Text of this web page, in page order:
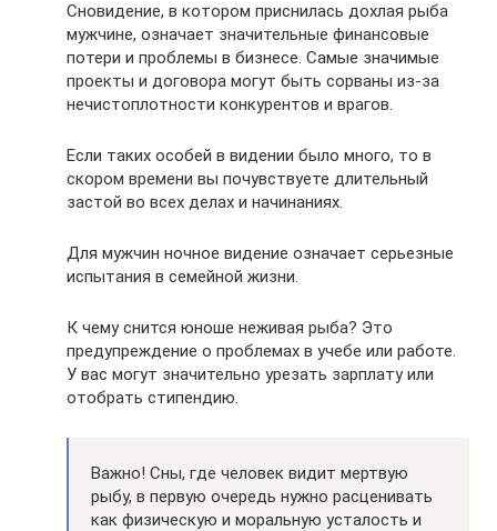
Сновидение, в котором приснилась дохлая рыба
мужчине, означает значительные финансовые
потери и проблемы в бизнесе. Самые значимые
проекты и договора могут быть сорваны из-за
нечистоплотности конкурентов и врагов.
Если таких особей в видении было много, то в
скором времени вы почувствуете длительный
застой во всех делах и начинаниях.
Для мужчин ночное видение означает серьезные
испытания в семейной жизни.
К чему снится юноше неживая рыба? Это
предупреждение о проблемах в учебе или работе.
У вас могут значительно урезать зарплату или
отобрать стипендию.
Важно! Сны, где человек видит мертвую
рыбу, в первую очередь нужно расценивать
как физическую и моральную усталость и